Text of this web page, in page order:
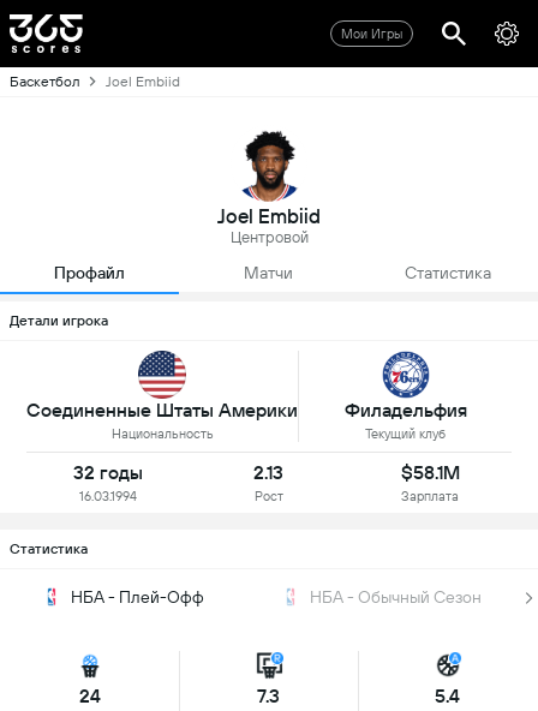
Мои Игры
Баскетбол Joel Embiid
Joel Embiid
Центровой
Профайл Матчи Статистика
Детали игрока
Соединенные Штаты Америки
Национальность
Филадельфия
Текущий клуб
32 годы
16.03.1994
2.13
Рост
$58.1M
Зарплата
Статистика
НБА - Плей-Офф НБА - Обычный Сезон
24 7.3 5.4